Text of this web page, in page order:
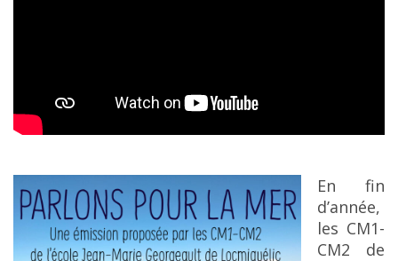
En fin
d’année,
les CM1-
CM2 de